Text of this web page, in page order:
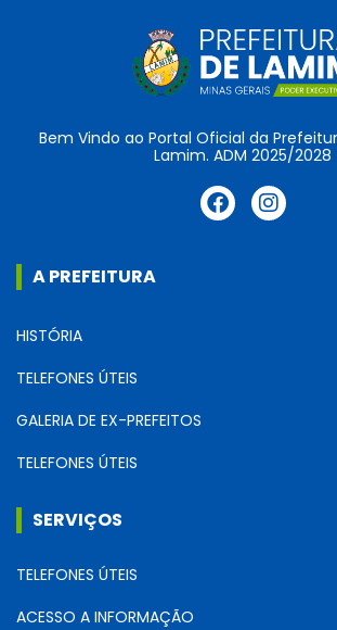
Bem Vindo ao Portal Oficial da
Lamim. ADM 2025/2028
A PREFEITURA
HISTÓRIA
TELEFONES ÚTEIS
GALERIA DE EX-PREFEITOS
TELEFONES ÚTEIS
SERVIÇOS
TELEFONES ÚTEIS
ACESSO A INFORMAÇÃO